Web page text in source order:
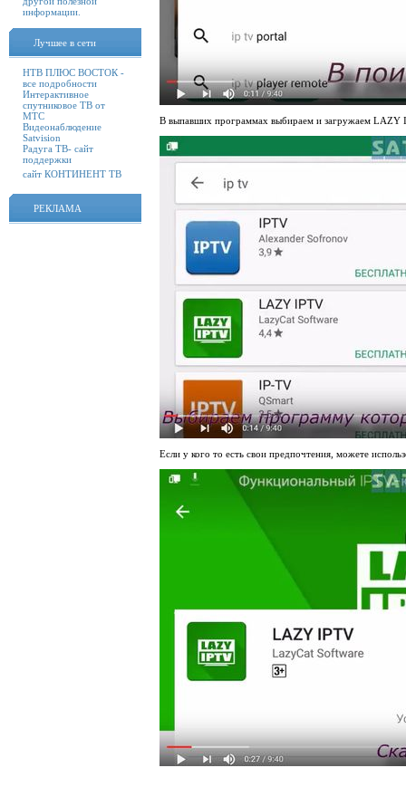
информации.
Лучшее в сети
НТВ ПЛЮС ВОСТОК -
все подробности
Интерактивное
спутниковое ТВ от
МТС
Видеонаблюдение
Satvision
Радуга ТВ- сайт
поддержки
сайт КОНТИНЕНТ ТВ
РЕКЛАМА
В выпавших программах выбираем и загружаем LAZY
Если у кого то есть свои предпочтения, можете